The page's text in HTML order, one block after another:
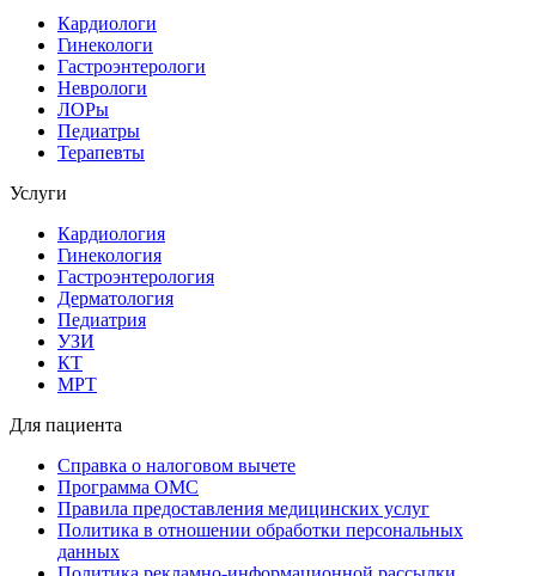
Кардиологи
Гинекологи
Гастроэнтерологи
Неврологи
ЛОРы
Педиатры
Терапевты
Услуги
Кардиология
Гинекология
Гастроэнтерология
Дерматология
Педиатрия
УЗИ
КТ
МРТ
Для пациента
Справка о налоговом вычете
Программа ОМС
Правила предоставления медицинских услуг
Политика в отношении обработки персональных
данных